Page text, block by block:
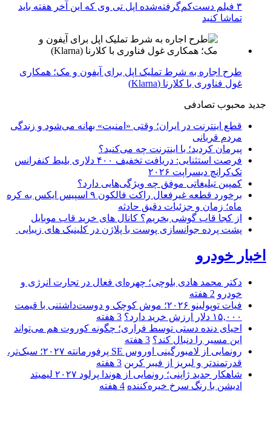
۳ فیلم دست‌کم‌گرفته‌شده اپل تی وی که این آخر هفته باید
تماشا کنید
طرح اجاره به شرط تملیک اپل برای آیفون و مک؛ همکاری
غول فناوری با کلارنا (Klarna)
جدید محبوب تصادفی
قطع اینترنت در ایران؛ وقتی «امنیت» بهانه می‌شود و زندگی
مردم قربانی
پیرمان کردید؛ با اینترنت چه می‌کنید؟
فرصت استثنایی: دریافت تخفیف ۴۰۰ دلاری بلیط کنفرانس
تک‌کرانچ دیسراپت ۲۰۲۶
کمپین تبلیغاتی موفق چه ویژگی‌هایی دارد؟
برخورد قطعه غیرفعال راکت فالکون ۹ اسپیس ایکس به کره
ماه؛ زمان و جزئیات دقیق حادثه
از کجا قاب گوشی بخریم؟ کانال های خرید قاب موبایل
پشت پرده جوانسازی پوست با پلاژن در کلینیک های زیبایی
اخبار خودرو
دکتر محمد هادی بلوچی؛ چهره‌ای فعال در تجارت انرژی و
خودرو 2 هفته
فیات توپولینو ۲۰۲۶؛ موش کوچک و دوست‌داشتنی با قیمت
۱۵,۰۰۰ دلار ارزش خرید دارد؟
3 هفته
احیای دنده دستی توسط فراری؛ چگونه کوروت هم می‌تواند
این مسیر را دنبال کند؟ 3 هفته
رونمایی از لامبورگینی اوروس SE پرفورمانته ۲۰۲۷؛ سبک‌تر،
قدرتمندتر و لبریز از فیبر کربن 3 هفته
شاهکار جدید ژاپنی؛ رونمایی از هوندا پرلود ۲۰۲۷ لیمیتد
ادیشن با رنگ سرخ خیره‌کننده 4 هفته